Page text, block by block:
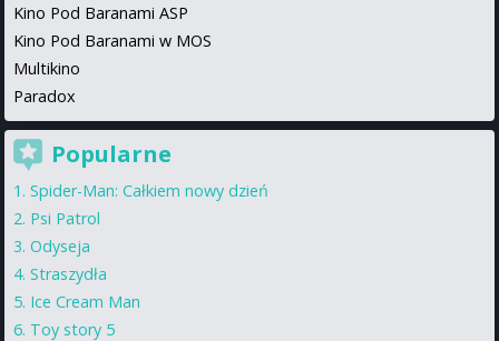
Kino Pod Baranami ASP
Kino Pod Baranami w MOS
Multikino
Paradox
Popularne
Spider-Man: Całkiem nowy dzień
Psi Patrol
Odyseja
Straszydła
Ice Cream Man
Toy story 5